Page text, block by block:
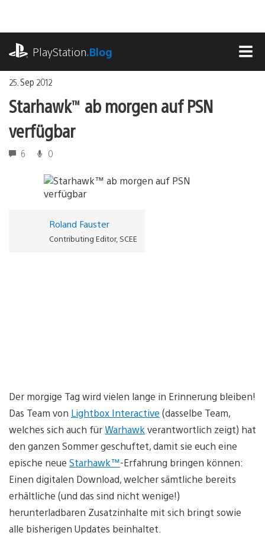
springen
PlayStation.Blog
25. Sep 2012
Starhawk™ ab morgen auf PSN
verfügbar
6 0
Roland Fauster
Contributing Editor, SCEE
Der morgige Tag wird vielen lange in Erinnerung bleiben!
Das Team von Lightbox Interactive (dasselbe Team,
welches sich auch fürWarhawk verantwortlich zeigt) hat
den ganzen Sommer geschuftet, damit sie euch eine
epische neue Starhawk™-Erfahrung bringen können:
Einen digitalen Download, welcher sämtliche bereits
erhältliche (und das sind nicht wenige!)
herunterladbaren Zusatzinhalte mit sich bringt sowie
alle bisherigen Updates beinhaltet.